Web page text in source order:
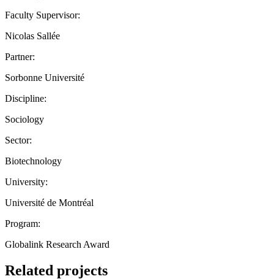
Faculty Supervisor:
Nicolas Sallée
Partner:
Sorbonne Université
Discipline:
Sociology
Sector:
Biotechnology
University:
Université de Montréal
Program:
Globalink Research Award
Related projects